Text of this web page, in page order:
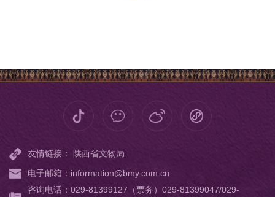
友情链接： 陕西省文物局
电子邮箱：information@bmy.com.cn
咨询电话：029-81399127（票务）029-81399047/029-